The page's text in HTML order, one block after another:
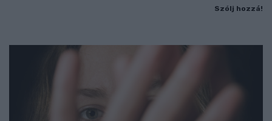
Szólj hozzá!